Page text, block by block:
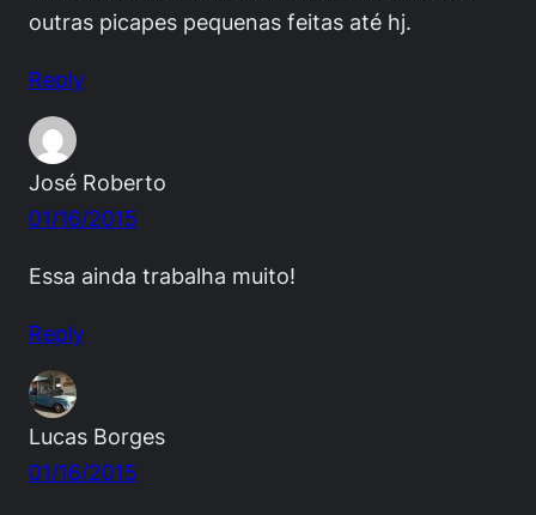
outras picapes pequenas feitas até hj.
Reply
José Roberto
01/16/2015
Essa ainda trabalha muito!
Reply
Lucas Borges
01/16/2015